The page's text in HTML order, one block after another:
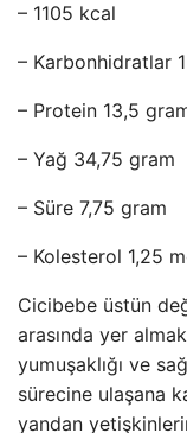
– 1105 kcal
– Karbonhidratlar
– Protein 13,5
– Yağ 34,75 gram
– Süre 7,75 gram
– Kolesterol 1,25
Cicibebe üstün
arasında yer
yumuşaklığı ve
sürecine ulaşana
yandan